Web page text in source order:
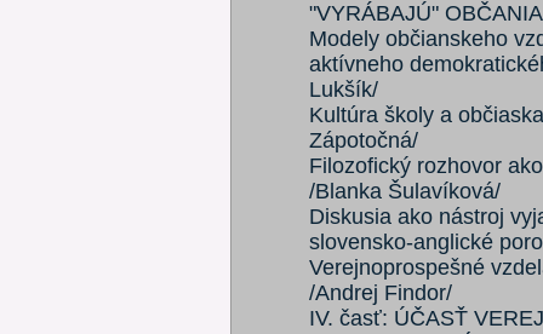
"VYRÁBAJÚ"
Modely občianskeho
aktívneho
Lukšík/
Kultúra školy a
Zápotočná/
Filozofický rozhovor
/Blanka Šulavíková/
Diskusia ako nástroj
slovensko-anglické
Verejnoprospešné
/Andrej Findor/
IV. časť: ÚČASŤ